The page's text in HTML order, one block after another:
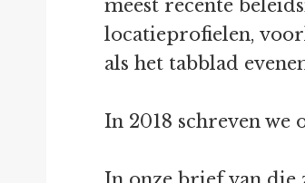
meest recente
locatieprofielen,
als het tabblad
In 2018 schreven we